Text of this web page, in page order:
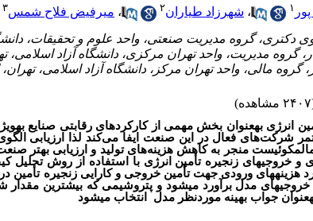
۱ ، شهرزاد طیاران۲ ، میرفیض فلاح‌ شمس۳
انرژی به‏عنوان بخش مهمی از کارکردهای رقابتی صنایع
شرکت‌های فعال در این صنعت ایفا می‌کند لذا ارزیابی
منجر به کاهش هزینه‌های تولید و ارزیابی
و خروجی­های زنجیره تأمین انرژی با استفاده از روش
هزینه­های ورودی جهت تأمین خروجی و کارایی زنجیره
خروجی­های مدل برآورد می­شود و پتروشیمی که بیشترین
جواب بهینه موردنظر مدل انتخاب می­شود